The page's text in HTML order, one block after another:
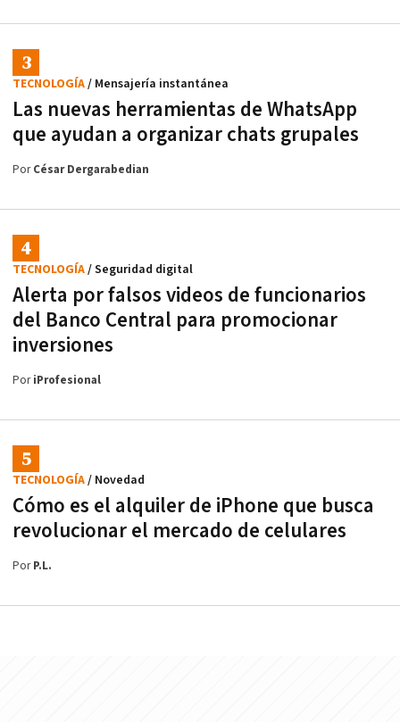
Las nuevas herramientas de WhatsApp
que ayudan a organizar chats grupales
TECNOLOGÍA/ Mensajería instantánea
PorCésar Dergarabedian
Alerta por falsos videos de funcionarios
del Banco Central para promocionar
inversiones
TECNOLOGÍA/ Seguridad digital
PoriProfesional
Cómo es el alquiler de iPhone que busca
revolucionar el mercado de celulares
TECNOLOGÍA/ Novedad
PorP.L.